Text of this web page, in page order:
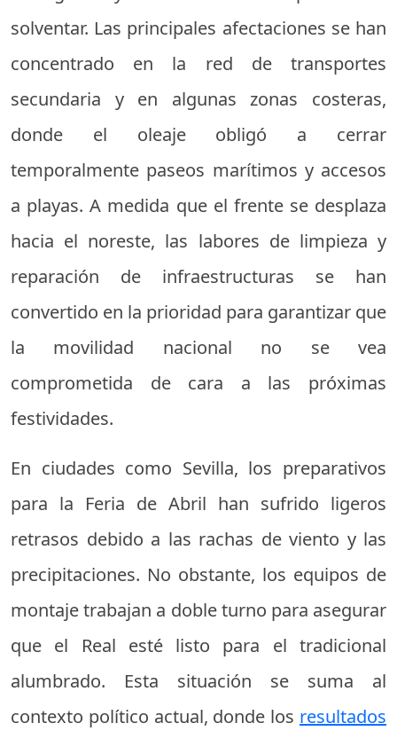
solventar. Las principales afectaciones se han
concentrado en la red de transportes
secundaria y en algunas zonas costeras,
donde el oleaje obligó a cerrar
temporalmente paseos marítimos y accesos
a playas. A medida que el frente se desplaza
hacia el noreste, las labores de limpieza y
reparación de infraestructuras se han
convertido en la prioridad para garantizar que
la movilidad nacional no se vea
comprometida de cara a las próximas
festividades.
En ciudades como Sevilla, los preparativos
para la Feria de Abril han sufrido ligeros
retrasos debido a las rachas de viento y las
precipitaciones. No obstante, los equipos de
montaje trabajan a doble turno para asegurar
que el Real esté listo para el tradicional
alumbrado. Esta situación se suma al
contexto político actual, donde los resultados